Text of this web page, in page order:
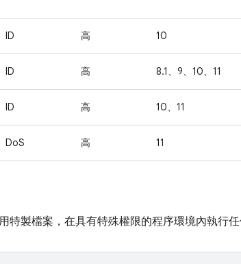
ID 高 10
ID 高 8.1、9、10、11
ID 高 10、11
DoS 高 11
製檔案，在具有特殊權限的程序環境內執行任